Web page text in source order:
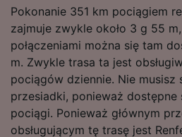
Pokonanie 351 km pociągiem
zajmuje zwykle około 3 g 55
połączeniami można się tam
m. Zwykle trasa ta jest
pociągów dziennie. Nie musisz
przesiadki, ponieważ dostępne
pociągi. Ponieważ głównym
obsługującym tę trasę jest